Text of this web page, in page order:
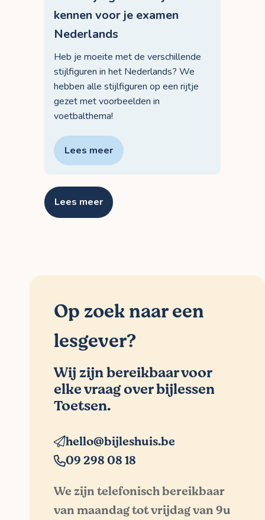
kennen voor je examen
Nederlands
Heb je moeite met de verschillende
stijlfiguren in het Nederlands? We
hebben alle stijlfiguren op een rijtje
gezet met voorbeelden in
voetbalthema!
Lees meer
Lees meer
Op zoek naar een
lesgever?
Wij zijn bereikbaar voor
elke vraag over bijlessen
Toetsen.
hello@bijleshuis.be
09 298 08 18
We zijn telefonisch bereikbaar
van maandag tot vrijdag van 9u